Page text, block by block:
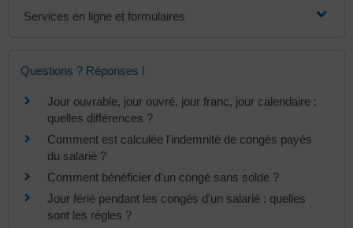
Services en ligne et formulaires
Questions ? Réponses !
Jour ouvrable, jour ouvré, jour franc, jour calendaire :
quelles différences ?
Comment est calculée l'indemnité de congés payés
du salarié ?
Comment bénéficier d'un congé sans solde ?
Jour férié pendant les congés d'un salarié : quelles
sont les règles ?